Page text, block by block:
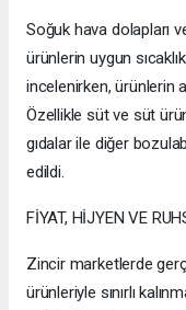
Soğuk hava dolapları
ürünlerin uygun
incelenirken, ürünlerin
Özellikle süt ve süt
gıdalar ile diğer
edildi.
FİYAT, HİJYEN VE
Zincir marketlerde
ürünleriyle sınırlı